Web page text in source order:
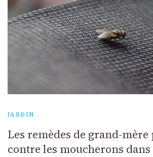
JARDIN
Les remèdes de grand-
contre les moucherons